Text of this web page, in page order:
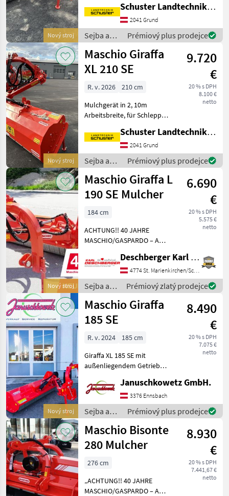
Nový stroj
Seitenausschwenkung•
Hydraulische
Neigungsverstellung•
Getriebe 540 UpM mit
integriertemFrei
Schuster Landtechnik Grund
2041 Grund
Sejba a
starostlivosť
o plodinu
/ Maschio
Prémiový plus prodejce
Nový stroj
Maschio Giraffa
XL 210 SE
9.720
€
20 % s DPH
8.100 €
netto
R. v. 2026
210 cm
Mulchgerät in 2, 10m
Arbeitsbreite, für Schlepper
hydraulischer
Seitenverstellung, mit
hydraulischer
Neigungsverstellung,
Universal-Dreipunktbock K
Schuster Landtechnik Grund
2041 Grund
Sejba a
starostlivosť
o plodinu
/ Maschio
Prémiový plus prodejce
Nový stroj
Maschio Giraffa L
190 SE Mulcher
6.690
€
20 % s DPH
5.575 €
netto
184 cm
ACHTUNG!! 40 JAHRE
MASCHIO/GASPARDO – AUF
NOCH MAL RUNTER
GERECHNET MIT EINEM
JUBILÄUMSBONUS SAMT
VERSCHLEIßTEILPAKET!“
Maschio Giraffa L 19
Deschberger Karl Landtechnik GesmbH & Co KG
4774 St. Marienkirchen/Schärding
Sejba a
starostlivosť
o plodinu
/ Maschio
Prémiový zlatý prodejce
Nový stroj
Maschio Giraffa
185 SE
8.490
€
20 % s DPH
7.075 €
netto
R. v. 2024
185 cm
Giraffa XL 185 SE mit
außenliegendem Getriebe
Schwenkbereich,
Mulchgerät in 1, 85m
Arbeitsbreite, für Schlepper
bis 110 PS, mit
hydraulischer S
Januschkowetz GmbH.
3376 Ennsbach
Sejba a
starostlivosť
o plodinu
/ Maschio
Prémiový plus prodejce
Maschio Bisonte
280 Mulcher
8.930
€
20 % s DPH
7.441,67 €
netto
276 cm
„ACHTUNG!! 40 JAHRE
MASCHIO/GASPARDO – AUF